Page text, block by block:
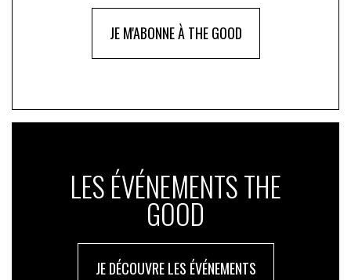
JE M'ABONNE À THE GOOD
LES ÉVÉNEMENTS THE
GOOD
JE DÉCOUVRE LES ÉVÉNEMENTS